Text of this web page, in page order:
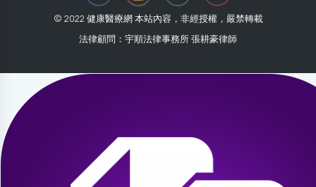
© 2022 健康醫療網 本站內容，非經授權，嚴禁轉載
法律顧問：宇順法律事務所 張耕豪律師